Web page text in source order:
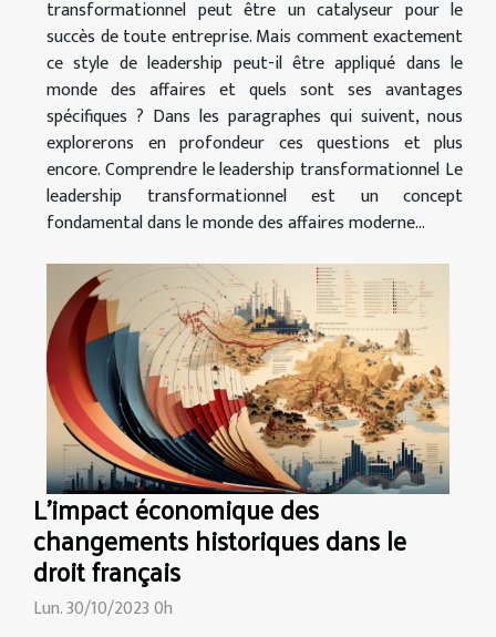
transformationnel peut être un catalyseur pour le
succès de toute entreprise. Mais comment exactement
ce style de leadership peut-il être appliqué dans le
monde des affaires et quels sont ses avantages
spécifiques ? Dans les paragraphes qui suivent, nous
explorerons en profondeur ces questions et plus
encore. Comprendre le leadership transformationnel Le
leadership transformationnel est un concept
fondamental dans le monde des affaires moderne...
L'impact économique des
changements historiques dans le
droit français
Lun. 30/10/2023 0h